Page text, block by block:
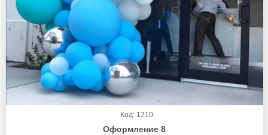
Код: 1210
Оформление 8